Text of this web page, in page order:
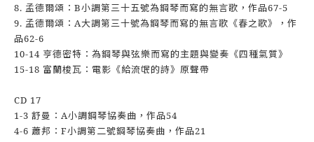
8. 孟德爾頌：B小調第三十五號為鋼琴而寫的無言歌，作品67-5
9. 孟德爾頌：A大調第三十號為鋼琴而寫的無言歌《春之歌》，作
品62-6
10-14 亨德密特：為鋼琴與弦樂而寫的主題與變奏《四種氣質》
15-18 富蘭梭瓦：電影《給流氓的詩》原聲帶
CD 17
1-3 舒曼：A小調鋼琴協奏曲，作品54
4-6 蕭邦：F小調第二號鋼琴協奏曲，作品21